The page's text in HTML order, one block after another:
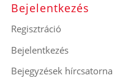
Bejelentkezés
Regisztráció
Bejelentkezés
Bejegyzések hírcsatorna